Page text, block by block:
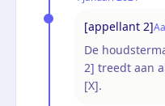
[appellant 2]
De
2] treedt aan
[X].